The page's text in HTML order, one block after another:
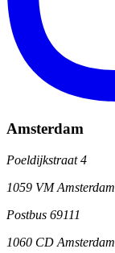
Amsterdam
Poeldijkstraat 4
1059 VM Amsterdam
Postbus 69111
1060 CD Amsterdam